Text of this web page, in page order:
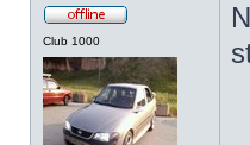
Club 1000